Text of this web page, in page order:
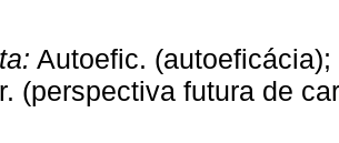
Autoefic.
(perspectiva futura de